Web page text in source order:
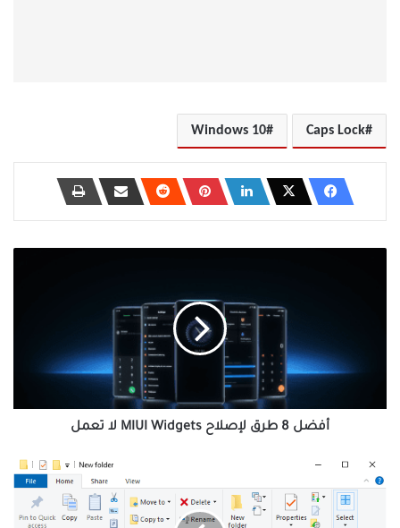
Caps Lock
Windows 10
أفضل 8 طرق لإصلاح MIUI Wid­gets لا تعمل
إصلاح:
MSVCP140.dll